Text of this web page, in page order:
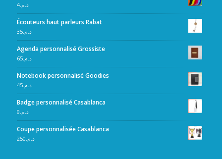
د.م.4
Écouteurs haut parleurs Rabat
د.م.35
Agenda personnalisé Grossiste
د.م.65
Notebook personnalisé Goodies
د.م.45
Badge personnalisé Casablanca
د.م. 9
Coupe personnalisée Casablanca
د.م. 250